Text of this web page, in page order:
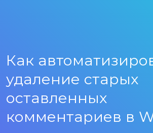
Как
удаление старых
оставленных
комментариев в